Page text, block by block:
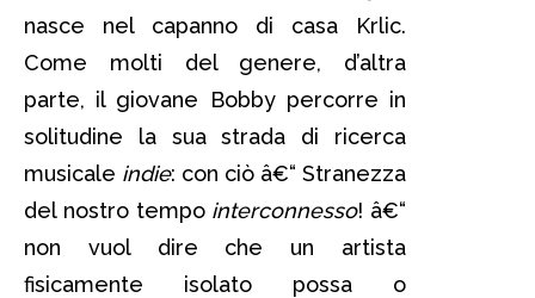
nasce nel capanno di casa Krlic.
Come molti del genere, d’altra
parte, il giovane Bobby percorre in
solitudine la sua strada di ricerca
musicale indie: con ciò â€“ Stranezza
del nostro tempo interconnesso! â€“
non vuol dire che un artista
fisicamente isolato possa o